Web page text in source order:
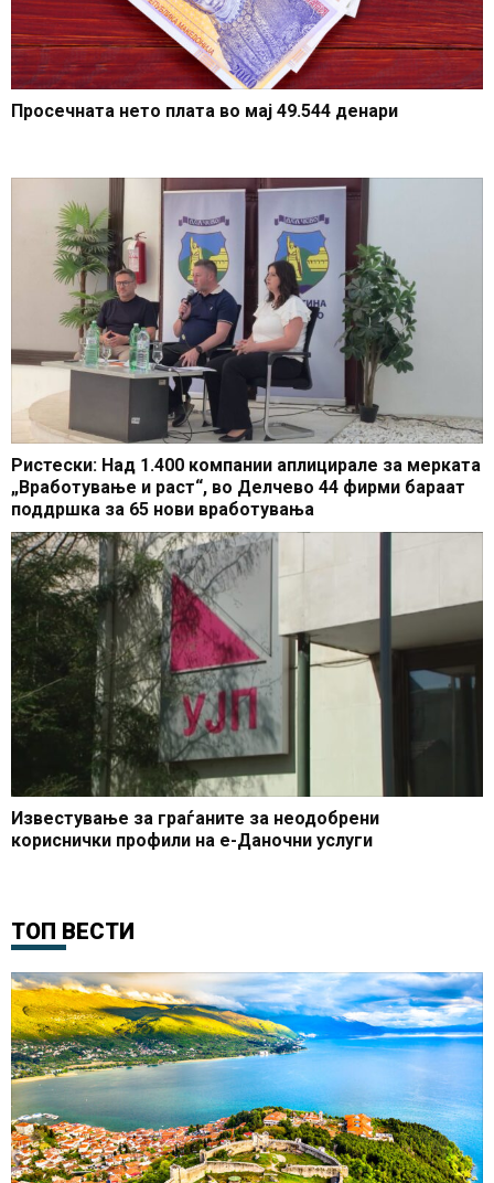
Просечната нето плата во мај 49.544 денари
Ристески: Над 1.400 компании аплицирале за мерката
„Вработување и раст“, во Делчево 44 фирми бараат
поддршка за 65 нови вработувања
Известување за граѓаните за неодобрени
кориснички профили на е-Даночни услуги
ТОП ВЕСТИ